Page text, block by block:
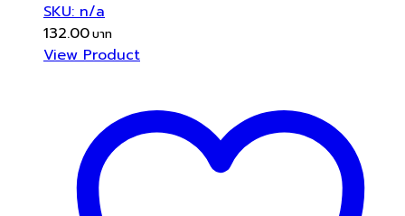
SKU: n/a
132.00
View Product